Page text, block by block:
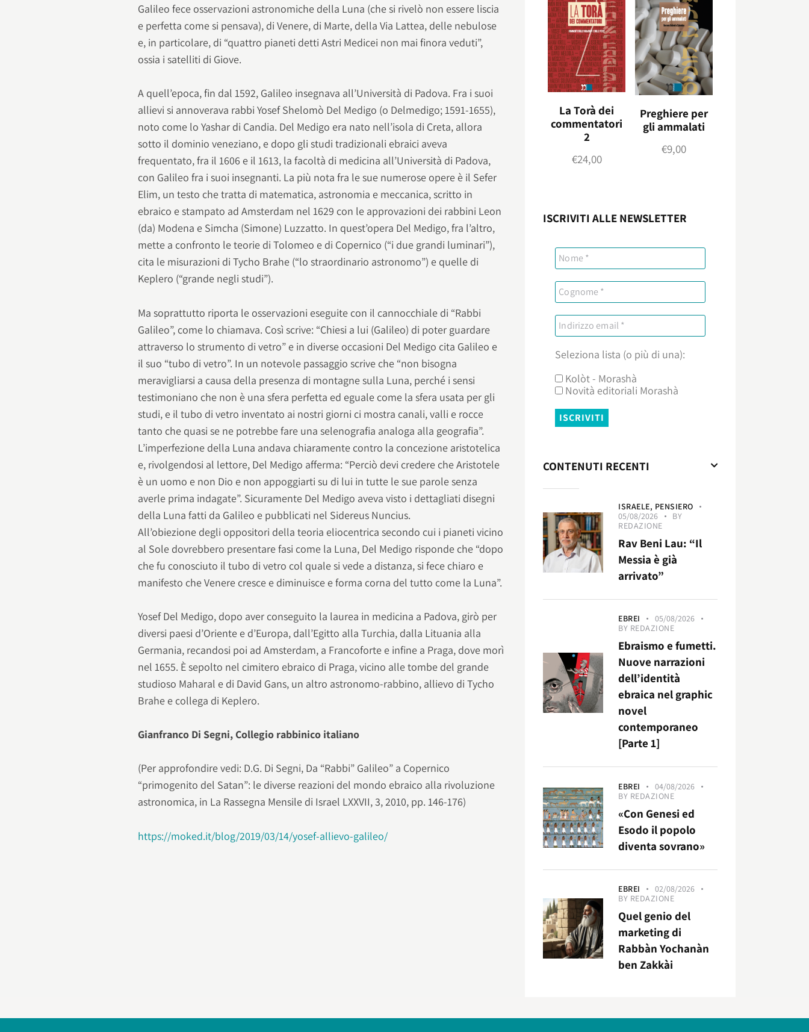
Galileo fece osservazioni astronomiche della Luna (che si rivelò non essere liscia
e perfetta come si pensava), di Venere, di Marte, della Via Lattea, delle nebulose
e, in particolare, di “quattro pianeti detti Astri Medicei non mai finora veduti”,
ossia i satelliti di Giove.
A quell’epoca, fin dal 1592, Galileo insegnava all’Università di Padova. Fra i suoi
allievi si annoverava rabbi Yosef Shelomò Del Medigo (o Delmedigo; 1591-1655),
noto come lo Yashar di Candia. Del Medigo era nato nell’isola di Creta, allora
sotto il dominio veneziano, e dopo gli studi tradizionali ebraici aveva
frequentato, fra il 1606 e il 1613, la facoltà di medicina all’Università di Padova,
con Galileo fra i suoi insegnanti. La più nota fra le sue numerose opere è il Sefer
Elim, un testo che tratta di matematica, astronomia e meccanica, scritto in
ebraico e stampato ad Amsterdam nel 1629 con le approvazioni dei rabbini Leon
(da) Modena e Simcha (Simone) Luzzatto. In quest’opera Del Medigo, fra l’altro,
mette a confronto le teorie di Tolomeo e di Copernico (“i due grandi luminari”),
cita le misurazioni di Tycho Brahe (“lo straordinario astronomo”) e quelle di
Keplero (“grande negli studi”).
Ma soprattutto riporta le osservazioni eseguite con il cannocchiale di “Rabbi
Galileo”, come lo chiamava. Così scrive: “Chiesi a lui (Galileo) di poter guardare
attraverso lo strumento di vetro” e in diverse occasioni Del Medigo cita Galileo e
il suo “tubo di vetro”. In un notevole passaggio scrive che “non bisogna
meravigliarsi a causa della presenza di montagne sulla Luna, perché i sensi
testimoniano che non è una sfera perfetta ed eguale come la sfera usata per gli
studi, e il tubo di vetro inventato ai nostri giorni ci mostra canali, valli e rocce
tanto che quasi se ne potrebbe fare una selenografia analoga alla geografia”.
L’imperfezione della Luna andava chiaramente contro la concezione aristotelica
e, rivolgendosi al lettore, Del Medigo afferma: “Perciò devi credere che Aristotele
è un uomo e non Dio e non appoggiarti su di lui in tutte le sue parole senza
averle prima indagate”. Sicuramente Del Medigo aveva visto i dettagliati disegni
della Luna fatti da Galileo e pubblicati nel Sidereus Nuncius.
All’obiezione degli oppositori della teoria eliocentrica secondo cui i pianeti vicino
al Sole dovrebbero presentare fasi come la Luna, Del Medigo risponde che “dopo
che fu conosciuto il tubo di vetro col quale si vede a distanza, si fece chiaro e
manifesto che Venere cresce e diminuisce e forma corna del tutto come la Luna”.
Yosef Del Medigo, dopo aver conseguito la laurea in medicina a Padova, girò per
diversi paesi d’Oriente e d’Europa, dall’Egitto alla Turchia, dalla Lituania alla
Germania, recandosi poi ad Amsterdam, a Francoforte e infine a Praga, dove morì
nel 1655. È sepolto nel cimitero ebraico di Praga, vicino alle tombe del grande
studioso Maharal e di David Gans, un altro astronomo-rabbino, allievo di Tycho
Brahe e collega di Keplero.
Gianfranco Di Segni, Collegio rabbinico italiano
(Per approfondire vedi: D.G. Di Segni, Da “Rabbi” Galileo” a Copernico
“primogenito del Satan”: le diverse reazioni del mondo ebraico alla rivoluzione
astronomica, in La Rassegna Mensile di Israel LXXVII, 3, 2010, pp. 146-176)
https://moked.it/blog/2019/03/14/yosef-allievo-galileo/
La Torà dei
commentatori
2
€24,00
Preghiere per
gli ammalati
€9,00
ISCRIVITI ALLE NEWSLETTER
Seleziona lista (o più di una):
Kolòt - Morashà
Novità editoriali Morashà
CONTENUTI RECENTI
ISRAELE, PENSIERO
05/08/2026
BY
REDAZIONE
Rav Beni Lau: “Il
Messia è già
arrivato”
EBREI
05/08/2026
BY REDAZIONE
Ebraismo e fumetti.
Nuove narrazioni
dell’identità
ebraica nel graphic
novel
contemporaneo
[Parte 1]
EBREI
04/08/2026
BY REDAZIONE
«Con Genesi ed
Esodo il popolo
diventa sovrano»
EBREI
02/08/2026
BY REDAZIONE
Quel genio del
marketing di
Rabbàn Yochanàn
ben Zakkài